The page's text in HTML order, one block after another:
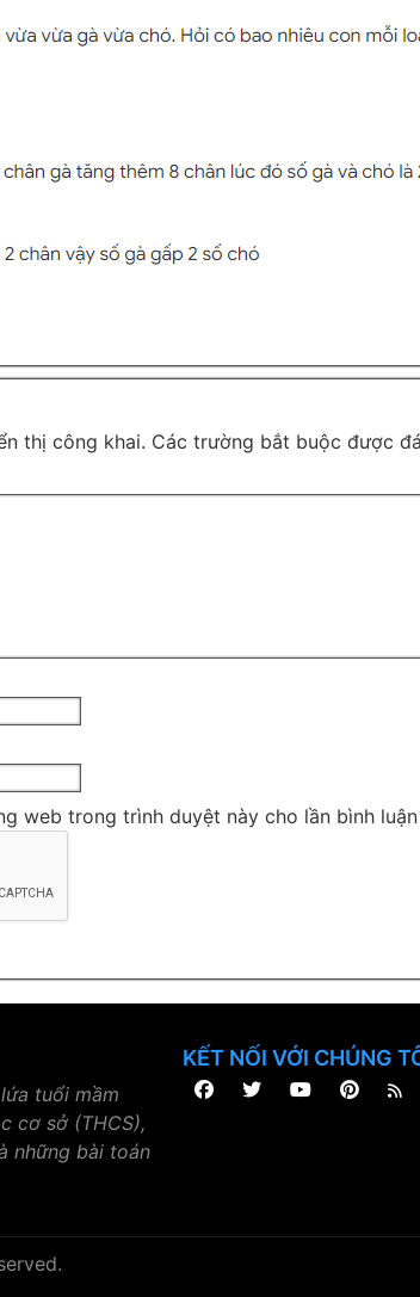
thị công khai. Các trường bắt buộc được
web trong trình duyệt này cho lần bình
tuổi mầm
cơ sở (THCS),
những bài toán
KẾT NỐI VỚI CHÚNG